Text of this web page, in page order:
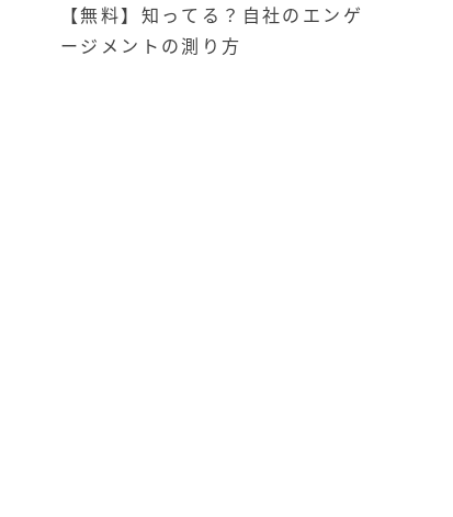
【無料】知ってる？自社のエンゲ
ージメントの測り方